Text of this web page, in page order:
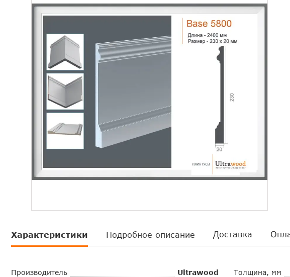
Характеристики Подробное описание Доставка
Производитель Ultrawood Толщина, мм